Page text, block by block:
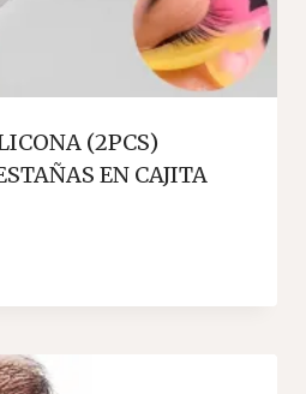
(2PCS)
EN CAJITA